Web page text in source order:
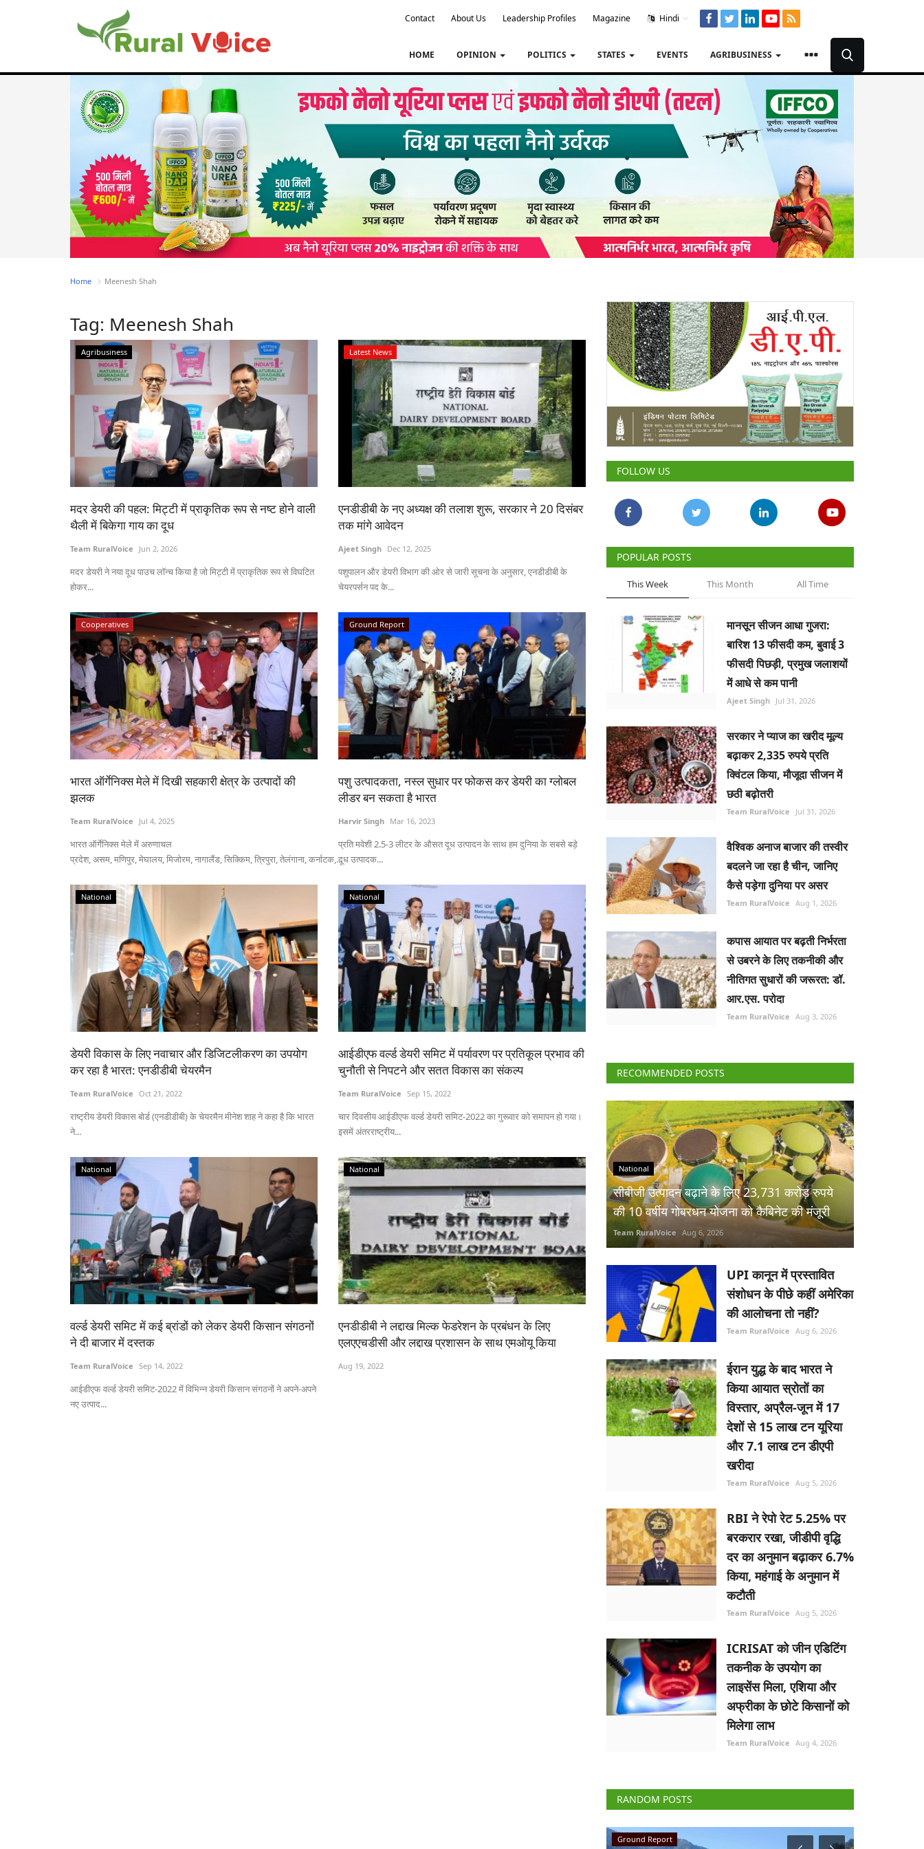
Contact About Us Leadership Profiles Magazine Hindi
HOME OPINION POLITICS STATES EVENTS AGRIBUSINESS
Home Meenesh Shah
Tag: Meenesh Shah
Agribusiness
मदर डेयरी की पहल: मिट्टी में प्राकृतिक रूप से नष्ट होने वाली
थैली में बिकेगा गाय का दूध
Team RuralVoice Jun 2, 2026
मदर डेयरी ने नया दूध पाउच लॉन्च किया है जो मिट्टी में प्राकृतिक रूप से विघटित
होकर...
Latest News
एनडीडीबी के नए अध्यक्ष की तलाश शुरू, सरकार ने 20 दिसंबर
तक मांगे आवेदन
Ajeet Singh Dec 12, 2025
पशुपालन और डेयरी विभाग की ओर से जारी सूचना के अनुसार, एनडीडीबी के
चेयरपर्सन पद के...
Cooperatives
भारत ऑर्गेनिक्स मेले में दिखी सहकारी क्षेत्र के उत्पादों की
झलक
Team RuralVoice Jul 4, 2025
भारत ऑर्गेनिक्स मेले में अरुणाचल
प्रदेश, असम, मणिपुर, मेघालय, मिजोरम, नागालैंड, सिक्किम, त्रिपुरा, तेलंगाना, कर्नाटक,...
Ground Report
पशु उत्पादकता, नस्ल सुधार पर फोकस कर डेयरी का ग्लोबल
लीडर बन सकता है भारत
Harvir Singh Mar 16, 2023
प्रति मवेशी 2.5-3 लीटर के औसत दूध उत्पादन के साथ हम दुनिया के सबसे बड़े
दूध उत्पादक...
National
डेयरी विकास के लिए नवाचार और डिजिटलीकरण का उपयोग
कर रहा है भारत: एनडीडीबी चेयरमैन
Team RuralVoice Oct 21, 2022
राष्ट्रीय डेयरी विकास बोर्ड (एनडीडीबी) के चेयरमैन मीनेश शाह ने कहा है कि भारत
ने...
National
आईडीएफ वर्ल्ड डेयरी समिट में पर्यावरण पर प्रतिकूल प्रभाव की
चुनौती से निपटने और सतत विकास का संकल्प
Team RuralVoice Sep 15, 2022
चार दिवसीय आईडीएफ वर्ल्ड डेयरी समिट-2022 का गुरूवार को समापन हो गया।
इसमें अंतरराष्ट्रीय...
National
वर्ल्ड डेयरी समिट में कई ब्रांडों को लेकर डेयरी किसान संगठनों
ने दी बाजार में दस्तक
Team RuralVoice Sep 14, 2022
आईडीएफ वर्ल्ड डेयरी समिट-2022 में विभिन्न डेयरी किसान संगठनों ने अपने-अपने
नए उत्पाद...
National
एनडीडीबी ने लद्दाख मिल्क फेडरेशन के प्रबंधन के लिए
एलएएचडीसी और लद्दाख प्रशासन के साथ एमओयू किया
Aug 19, 2022
FOLLOW US
POPULAR POSTS
This Week This Month All Time
मानसून सीजन आधा गुजरा:
बारिश 13 फीसदी कम, बुवाई 3
फीसदी पिछड़ी, प्रमुख जलाशयों
में आधे से कम पानी
Ajeet Singh Jul 31, 2026
सरकार ने प्याज का खरीद मूल्य
बढ़ाकर 2,335 रुपये प्रति
क्विंटल किया, मौजूदा सीजन में
छठी बढ़ोतरी
Team RuralVoice Jul 31, 2026
वैश्विक अनाज बाजार की तस्वीर
बदलने जा रहा है चीन, जानिए
कैसे पड़ेगा दुनिया पर असर
Team RuralVoice Aug 1, 2026
कपास आयात पर बढ़ती निर्भरता
से उबरने के लिए तकनीकी और
नीतिगत सुधारों की जरूरत: डॉ.
आर.एस. परोदा
Team RuralVoice Aug 3, 2026
RECOMMENDED POSTS
National
सीबीजी उत्पादन बढ़ाने के लिए 23,731 करोड़ रुपये
की 10 वर्षीय गोबरधन योजना को कैबिनेट की मंजूरी
Team RuralVoice Aug 6, 2026
UPI कानून में प्रस्तावित
संशोधन के पीछे कहीं अमेरिका
की आलोचना तो नहीं?
Team RuralVoice Aug 6, 2026
ईरान युद्ध के बाद भारत ने
किया आयात स्रोतों का
विस्तार, अप्रैल-जून में 17
देशों से 15 लाख टन यूरिया
और 7.1 लाख टन डीएपी
खरीदा
Team RuralVoice Aug 5, 2026
RBI ने रेपो रेट 5.25% पर
बरकरार रखा, जीडीपी वृद्धि
दर का अनुमान बढ़ाकर 6.7%
किया, महंगाई के अनुमान में
कटौती
Team RuralVoice Aug 5, 2026
ICRISAT को जीन एडिटिंग
तकनीक के उपयोग का
लाइसेंस मिला, एशिया और
अफ्रीका के छोटे किसानों को
मिलेगा लाभ
Team RuralVoice Aug 4, 2026
RANDOM POSTS
National